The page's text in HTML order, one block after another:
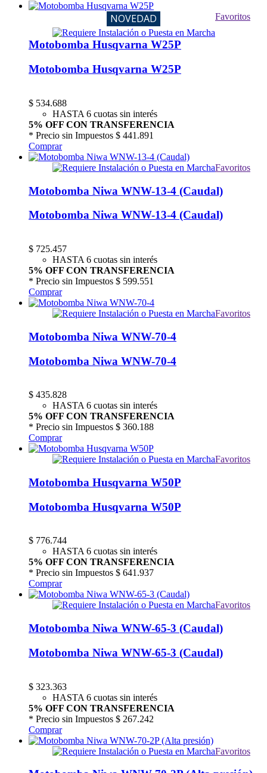
NOVEDAD Favoritos
Motobomba Husqvarna W25P
Motobomba Husqvarna W25P
$ 534.688
HASTA 6 cuotas sin interés
5% OFF CON TRANSFERENCIA
* Precio sin Impuestos $ 441.891
Comprar
Favoritos
Motobomba Niwa WNW-13-4 (Caudal)
Motobomba Niwa WNW-13-4 (Caudal)
$ 725.457
HASTA 6 cuotas sin interés
5% OFF CON TRANSFERENCIA
* Precio sin Impuestos $ 599.551
Comprar
Favoritos
Motobomba Niwa WNW-70-4
Motobomba Niwa WNW-70-4
$ 435.828
HASTA 6 cuotas sin interés
5% OFF CON TRANSFERENCIA
* Precio sin Impuestos $ 360.188
Comprar
Favoritos
Motobomba Husqvarna W50P
Motobomba Husqvarna W50P
$ 776.744
HASTA 6 cuotas sin interés
5% OFF CON TRANSFERENCIA
* Precio sin Impuestos $ 641.937
Comprar
Favoritos
Motobomba Niwa WNW-65-3 (Caudal)
Motobomba Niwa WNW-65-3 (Caudal)
$ 323.363
HASTA 6 cuotas sin interés
5% OFF CON TRANSFERENCIA
* Precio sin Impuestos $ 267.242
Comprar
Favoritos